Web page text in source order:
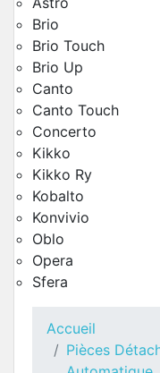
Pièces
Brio
Brio Touch
Brio Up
Canto
Canto Touch
Concerto
Kikko
Kikko Ry
Kobalto
Konvivio
Oblo
Opera
Sfera
Accueil
Pièces